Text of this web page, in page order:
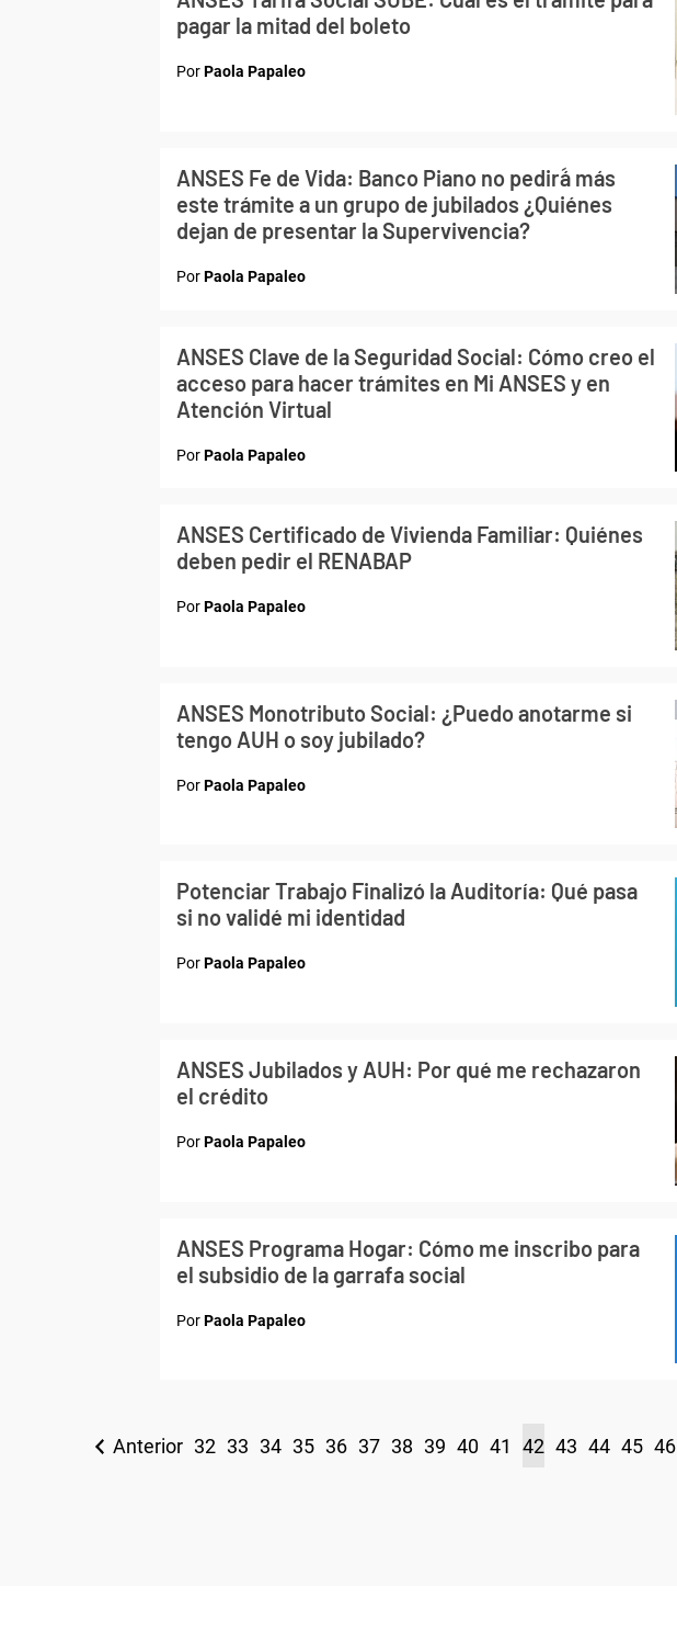
pagar la mitad del boleto
PorPaola Papaleo
ANSES Fe de Vida: Banco Piano no pedirؘá más
este trámite a un grupo de jubilados ¿Quiénes
dejan de presentar la Supervivencia?
PorPaola Papaleo
ANSES Clave de la Seguridad Social: Cómo creo el
acceso para hacer trámites en Mi ANSES y en
Atención Virtual
PorPaola Papaleo
ANSES Certificado de Vivienda Familiar: Quiénes
deben pedir el RENABAP
PorPaola Papaleo
ANSES Monotributo Social: ¿Puedo anotarme si
tengo AUH o soy jubilado?
PorPaola Papaleo
Potenciar Trabajo Finalizó la Auditoría: Qué pasa
si no validé mi identidad
PorPaola Papaleo
ANSES Jubilados y AUH: Por qué me rechazaron
el crédito
PorPaola Papaleo
ANSES Programa Hogar: Cómo me inscribo para
el subsidio de la garrafa social
PorPaola Papaleo
Anterior 32 33 34 35 36 37 38 39 40 41 42 43 44 45 46